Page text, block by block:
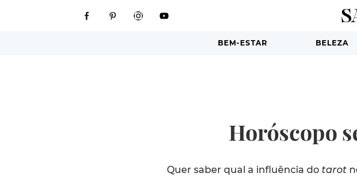
BEM-ESTAR BELEZA
Horóscopo
Quer saber qual a influência do tarot